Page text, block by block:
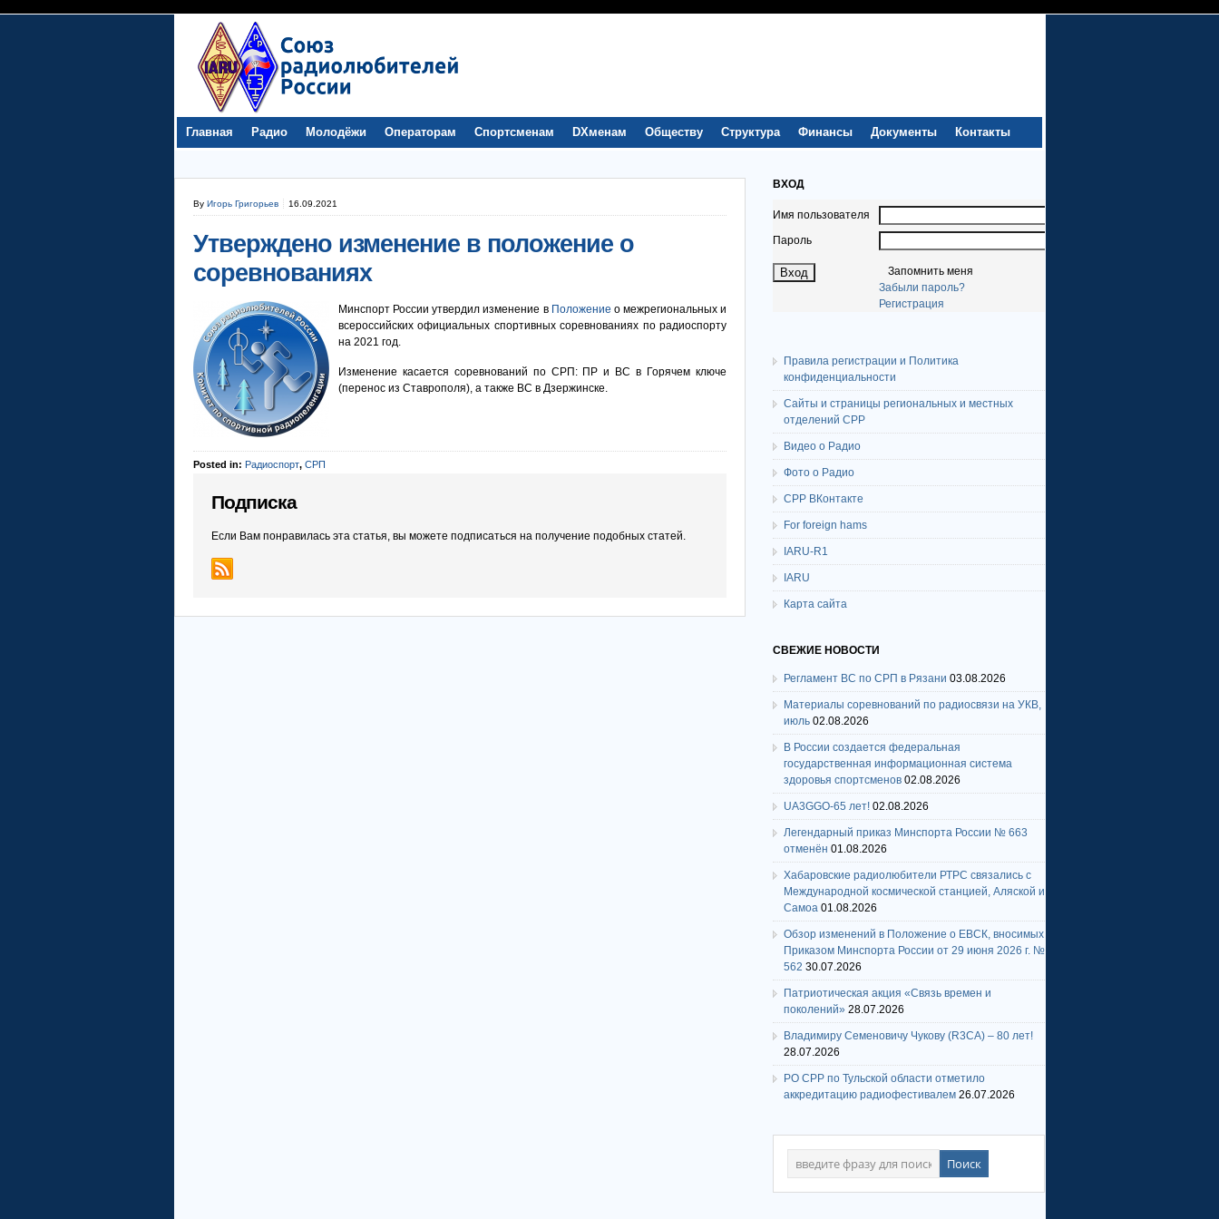
Главная Радио Молодёжи Операторам Спортсменам DXменам Обществу Структура Финансы Документы Контакты
By Игорь Григорьев 16.09.2021
Утверждено изменение в положение о
соревнованиях
Минспорт России утвердил изменение в Положение о межрегиональных и
всероссийских официальных спортивных соревнованиях по радиоспорту
на 2021 год.
Изменение касается соревнований по СРП: ПР и ВС в Горячем ключе
(перенос из Ставрополя), а также ВС в Дзержинске.
Posted in: Радиоспорт, СРП
Подписка
Если Вам понравилась эта статья, вы можете подписаться на получение подобных статей.
ВХОД
Имя пользователя
Пароль
Запомнить меня
Забыли пароль?
Регистрация
Правила регистрации и Политика
конфиденциальности
Сайты и страницы региональных и местных
отделений СРР
Видео о Радио
Фото о Радио
СРР ВКонтакте
For foreign hams
IARU-R1
IARU
Карта сайта
СВЕЖИЕ НОВОСТИ
Регламент ВС по СРП в Рязани 03.08.2026
Материалы соревнований по радиосвязи на УКВ,
июль 02.08.2026
В России создается федеральная
государственная информационная система
здоровья спортсменов 02.08.2026
UA3GGO-65 лет! 02.08.2026
Легендарный приказ Минспорта России № 663
отменён 01.08.2026
Хабаровские радиолюбители РТРС связались с
Международной космической станцией, Аляской и
Самоа 01.08.2026
Обзор изменений в Положение о ЕВСК, вносимых
Приказом Минспорта России от 29 июня 2026 г. №
562 30.07.2026
Патриотическая акция «Связь времен и
поколений» 28.07.2026
Владимиру Семеновичу Чукову (R3CA) – 80 лет!
28.07.2026
РО СРР по Тульской области отметило
аккредитацию радиофестивалем 26.07.2026